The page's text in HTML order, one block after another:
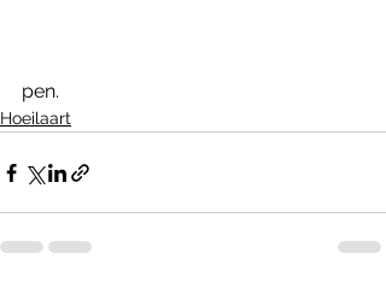
pen.
Hoeilaart